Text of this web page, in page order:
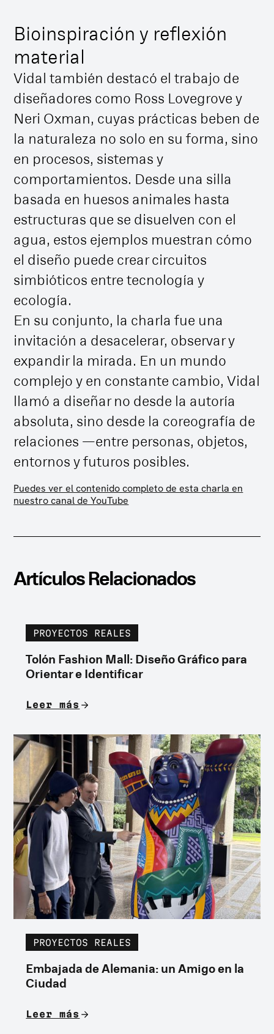
Bioinspiración y reflexión
material
Vidal también destacó el trabajo de
diseñadores como Ross Lovegrove y
Neri Oxman, cuyas prácticas beben de
la naturaleza no solo en su forma, sino
en procesos, sistemas y
comportamientos. Desde una silla
basada en huesos animales hasta
estructuras que se disuelven con el
agua, estos ejemplos muestran cómo
el diseño puede crear circuitos
simbióticos entre tecnología y
ecología.
En su conjunto, la charla fue una
invitación a desacelerar, observar y
expandir la mirada. En un mundo
complejo y en constante cambio, Vidal
llamó a diseñar no desde la autoría
absoluta, sino desde la coreografía de
relaciones —entre personas, objetos,
entornos y futuros posibles.
Puedes ver el contenido completo de esta charla en
nuestro canal de YouTube
Artículos Relacionados
PROYECTOS REALES
Tolón Fashion Mall: Diseño Gráfico para
Orientar e Identificar
Leer más
PROYECTOS REALES
Embajada de Alemania: un Amigo en la
Ciudad
Leer más